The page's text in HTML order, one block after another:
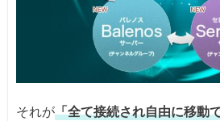
それが「全て接続され自由に移動